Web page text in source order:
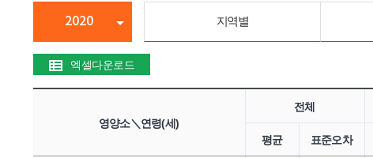
2020 지역별
엑셀다운로드
영양소＼연령(세)
전체
평균 표준오차